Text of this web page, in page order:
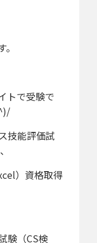
トで受験で
技能評価試
）資格取得
験（CS検